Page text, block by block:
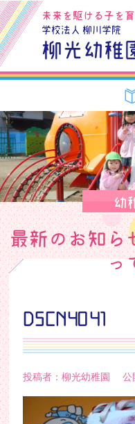
学校法人 柳川学院
柳光幼稚
未来を駆ける子を
幼
最新のお知ら
っ
DSCN4041
投稿者：柳光幼稚園 公